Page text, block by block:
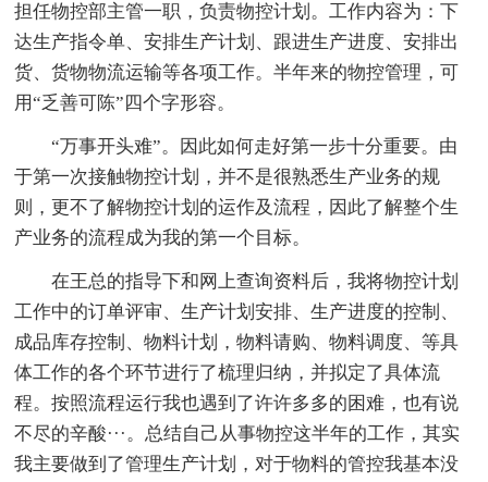
担任物控部主管一职，负责物控计划。工作内容为：下
达生产指令单、安排生产计划、跟进生产进度、安排出
货、货物物流运输等各项工作。半年来的物控管理，可
用“乏善可陈”四个字形容。
“万事开头难”。因此如何走好第一步十分重要。由
于第一次接触物控计划，并不是很熟悉生产业务的规
则，更不了解物控计划的运作及流程，因此了解整个生
产业务的流程成为我的第一个目标。
在王总的指导下和网上查询资料后，我将物控计划
工作中的订单评审、生产计划安排、生产进度的控制、
成品库存控制、物料计划，物料请购、物料调度、等具
体工作的各个环节进行了梳理归纳，并拟定了具体流
程。按照流程运行我也遇到了许许多多的困难，也有说
不尽的辛酸···。总结自己从事物控这半年的工作，其实
我主要做到了管理生产计划，对于物料的管控我基本没